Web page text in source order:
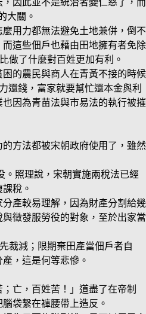
大關。
用力都無法避免土地兼併，倒不
這些佃戶也藉由田地擁有者免除
做了什麼對百姓更加有利。
的農民與商人在青黃不接的時候
還錢，富家就要幫忙還本金與利
因為青苗法與市易法的執行被摧
方法都被宋朝政府使用了，雖然
。照理說，宋朝實施兩稅法已經
稅。
產較易理解，因為財產分割給幾
徵發服勞役的對象，至於出家當
裁減；限期棄田產當佃戶者自
，這是何等悲慘。
亡，百姓苦！」道盡了在帝制
袋繫在褲腰帶上造反。